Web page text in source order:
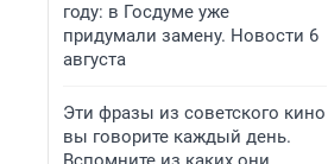
году: в Госдуме уже
придумали замену. Новости 6
августа
Эти фразы из советского кино
вы говорите каждый день.